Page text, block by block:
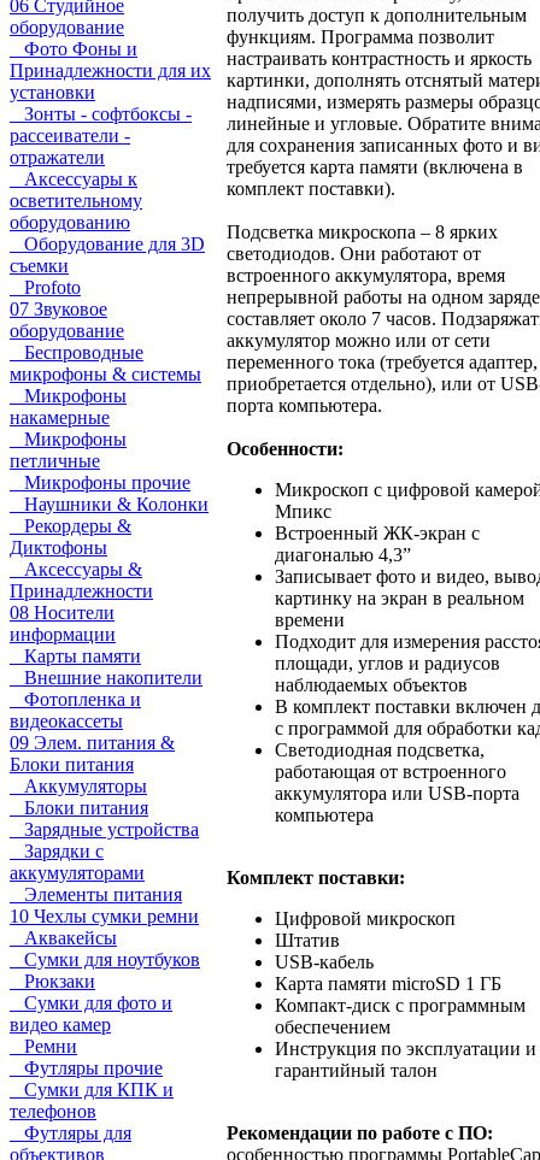
06 Студийное
оборудование
Фото Фоны и
Принадлежности для их
установки
Зонты - софтбоксы -
рассеиватели -
отражатели
Аксессуары к
осветительному
оборудованию
Оборудование для 3D
съемки
Profoto
07 Звуковое
оборудование
Беспроводные
микрофоны & системы
Микрофоны
накамерные
Микрофоны
петличные
Микрофоны прочие
Наушники & Колонки
Рекордеры &
Диктофоны
Аксессуары &
Принадлежности
08 Носители
информации
Карты памяти
Внешние накопители
Фотопленка и
видеокассеты
09 Элем. питания &
Блоки питания
Аккумуляторы
Блоки питания
Зарядные устройства
Зарядки с
аккумуляторами
Элементы питания
10 Чехлы сумки ремни
Аквакейсы
Сумки для ноутбуков
Рюкзаки
Сумки для фото и
видео камер
Ремни
Футляры прочие
Сумки для КПК и
телефонов
Футляры для
объективов
получить доступ к дополнительным
функциям. Программа позволит
настраивать контрастность и яркость
картинки, дополнять отснятый
надписями, измерять размеры
линейные и угловые. Обратите
для сохранения записанных фото и
требуется карта памяти (включена в
комплект поставки).
Подсветка микроскопа – 8 ярких
светодиодов. Они работают от
встроенного аккумулятора, время
непрерывной работы на одном заряде
составляет около 7 часов.
аккумулятор можно или от сети
переменного тока (требуется адаптер,
приобретается отдельно), или от
порта компьютера.
Особенности:
Микроскоп с цифровой
Мпикс
Встроенный ЖК-экран с
диагональю 4,3”
Записывает фото и видео,
картинку на экран в реальном
времени
Подходит для измерения
площади, углов и радиусов
наблюдаемых объектов
В комплект поставки включен
с программой для обработки
Светодиодная подсветка,
работающая от встроенного
аккумулятора или USB-порта
компьютера
Комплект поставки:
Цифровой микроскоп
Штатив
USB-кабель
Карта памяти microSD 1 ГБ
Компакт-диск с программным
обеспечением
Инструкция по эксплуатации и
гарантийный талон
Рекомендации по работе с ПО:
особенностью программы